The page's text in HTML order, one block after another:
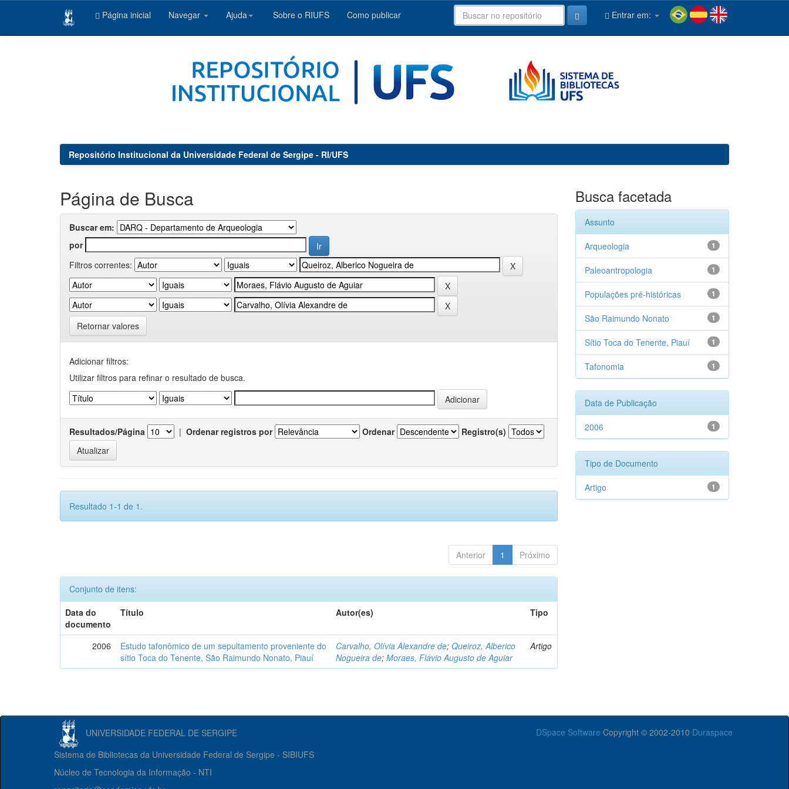
Página inicial Navegar Ajuda Sobre o RIUFS Como publicar Entrar em:
Repositório Institucional da Universidade Federal de Sergipe - RI/UFS
Página de Busca
Buscar em:
por
Filtros correntes:
Retornar valores
Adicionar filtros:
Utilizar filtros para refinar o resultado de busca.
Resultados/Página | Ordenar registros por Ordenar Registro(s)
Resultado 1-1 de 1.
Anterior 1 Próximo
Conjunto de itens:
Data do
documento
Título Autor(es) Tipo
2006
Estudo tafonômico de um sepultamento proveniente do
sítio Toca do Tenente, São Raimundo Nonato, Piauí
Carvalho, Olívia Alexandre de;Queiroz, Alberico
Nogueira de;Moraes, Flávio Augusto de Aguiar
Artigo
Busca facetada
Assunto
1
Arqueologia
1
Paleoantropologia
1
Populações pré-históricas
1
São Raimundo Nonato
1
Sítio Toca do Tenente, Piauí
1
Tafonomia
Data de Publicação
1
2006
Tipo de Documento
1
Artigo
UNIVERSIDADE FEDERAL DE SERGIPE DSpace Software Copyright © 2002-2010 Duraspace
Sistema de Bibliotecas da Universidade Federal de Sergipe - SIBIUFS
Núcleo de Tecnologia da Informação - NTI